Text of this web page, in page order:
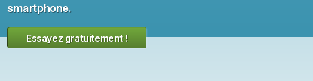
smartphone.
Essayez gratuitement !